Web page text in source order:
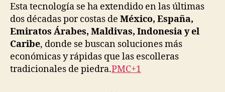
Esta tecnología se ha extendido en las últimas
dos décadas por costas de México, España,
Emiratos Árabes, Maldivas, Indonesia y el
Caribe, donde se buscan soluciones más
económicas y rápidas que las escolleras
tradicionales de piedra.PMC+1